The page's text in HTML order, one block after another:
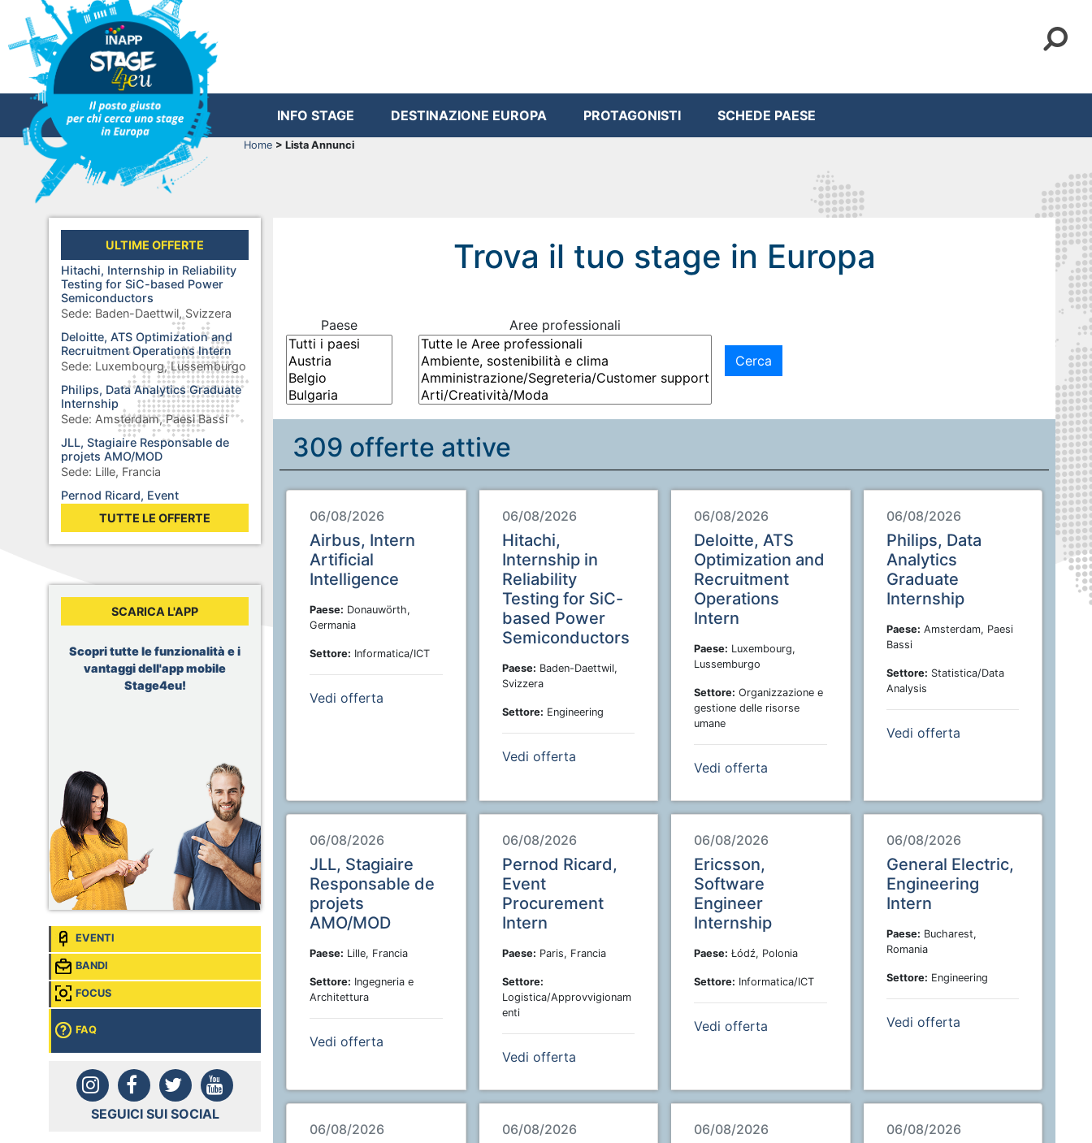
INFO STAGE DESTINAZIONE EUROPA PROTAGONISTI SCHEDE PAESE
Home > Lista Annunci
ULTIME OFFERTE
Hitachi, Internship in Reliability
Testing for SiC-based Power
Semiconductors
Sede: Baden-Daettwil, Svizzera
Deloitte, ATS Optimization and
Recruitment Operations Intern
Sede: Luxembourg, Lussemburgo
Philips, Data Analytics Graduate
Internship
Sede: Amsterdam, Paesi Bassi
JLL, Stagiaire Responsable de
projets AMO/MOD
Sede: Lille, Francia
Pernod Ricard, Event
Paris, Francia
Ericsson, Software Engineer
General Electric, Engineering
Sede: Bucharest, Romania
Tripadvisor, B2B Marketing
Content & AI Intern
Barcelona, Spagna
Airbus, Intern Artificial
Intelligence
Sede: Donauwörth, Germania
TUTTE LE OFFERTE
SCARICA L'APP
Scopri tutte le funzionalità e i
vantaggi dell'app mobile
Stage4eu!
EVENTI
BANDI
FOCUS
FAQ
SEGUICI SUI SOCIAL
Trova il tuo stage in Europa
Paese Aree professionali
Cerca
309 offerte attive
06/08/2026
Airbus, Intern
Artificial
Intelligence
Paese: Donauwörth,
Germania
Settore: Informatica/ICT
Vedi offerta
06/08/2026
Hitachi,
Internship in
Reliability
Testing for SiC-
based Power
Semiconductors
Paese: Baden-Daettwil,
Svizzera
Settore: Engineering
Vedi offerta
06/08/2026
Deloitte, ATS
Optimization and
Recruitment
Operations
Intern
Paese: Luxembourg,
Lussemburgo
Settore: Organizzazione e
gestione delle risorse
umane
Vedi offerta
06/08/2026
Philips, Data
Analytics
Graduate
Internship
Paese: Amsterdam, Paesi
Bassi
Settore: Statistica/Data
Analysis
Vedi offerta
06/08/2026
JLL, Stagiaire
Responsable de
projets
AMO/MOD
Paese: Lille, Francia
Settore: Ingegneria e
Architettura
Vedi offerta
06/08/2026
Pernod Ricard,
Event
Procurement
Intern
Paese: Paris, Francia
Settore:
Logistica/Approvvigionam
enti
Vedi offerta
06/08/2026
Ericsson,
Software
Engineer
Internship
Paese: Łódź, Polonia
Settore: Informatica/ICT
Vedi offerta
06/08/2026
General Electric,
Engineering
Intern
Paese: Bucharest,
Romania
Settore: Engineering
Vedi offerta
06/08/2026 06/08/2026 06/08/2026 06/08/2026